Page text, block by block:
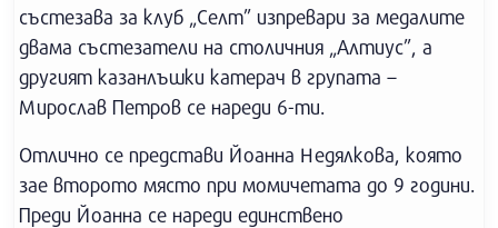
състезава за клуб „Селт” изпревари за медалите
двама състезатели на столичния „Алтиус”, а
другият казанлъшки катерач в групата –
Мирослав Петров се нареди 6-ти.
Отлично се представи Йоанна Недялкова, която
зае второто място при момичетата до 9 години.
Преди Йоанна се нареди единствено